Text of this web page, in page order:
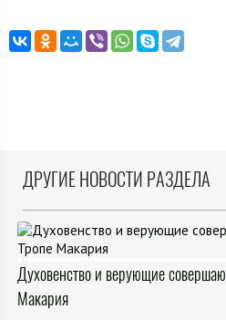
ДРУГИЕ НОВОСТИ РАЗДЕЛА
Духовенство и верующие
Макария